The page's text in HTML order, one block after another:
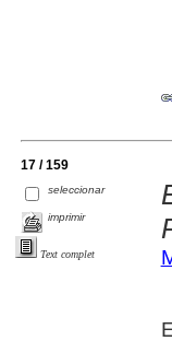
17 / 159
seleccionar
imprimir
Text complet